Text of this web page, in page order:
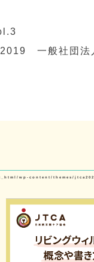
一般社団法
wp-content/themes/